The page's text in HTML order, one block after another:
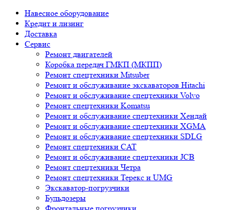
Навесное оборудование
Кредит и лизинг
Доставка
Сервис
Ремонт двигателей
Коробка передач ГМКП (МКПП)
Ремонт спецтехники Mitsuber
Ремонт и обслуживание экскаваторов Hitachi
Ремонт и обслуживание спецтехники Volvo
Ремонт спецтехники Komatsu
Ремонт и обслуживание спецтехники Хендай
Ремонт и обслуживание спецтехники XGMA
Ремонт и обслуживание спецтехники SDLG
Ремонт спецтехники CAT
Ремонт и обслуживание спецтехники JCB
Ремонт спецтехники Четра
Ремонт спецтехники Терекс и UMG
Экскаватор-погрузчики
Бульдозеры